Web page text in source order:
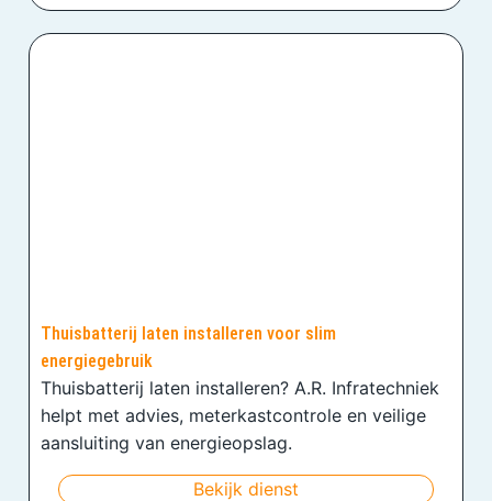
Thuisbatterij laten installeren voor slim
energiegebruik
Thuisbatterij laten installeren? A.R. Infratechniek
helpt met advies, meterkastcontrole en veilige
aansluiting van energieopslag.
Bekijk dienst